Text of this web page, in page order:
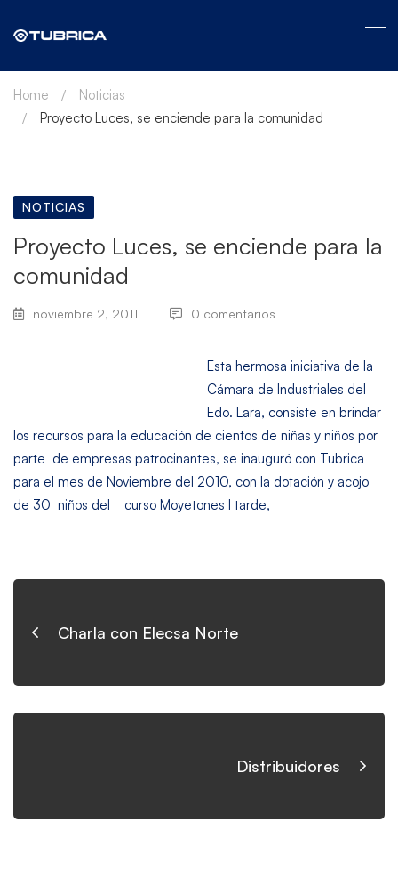
Home
Noticias
Proyecto Luces, se enciende para la comunidad
NOTICIAS
Proyecto Luces, se enciende para la
comunidad
noviembre 2, 2011 0 comentarios
Esta hermosa iniciativa de la
Cámara de Industriales del
Edo. Lara, consiste en brindar
los recursos para la educación de cientos de niñas y niños por
parte de empresas patrocinantes, se inauguró con Tubrica
para el mes de Noviembre del 2010, con la dotación y acojo
de 30 niños del curso Moyetones I tarde,
Charla con Elecsa Norte
Distribuidores